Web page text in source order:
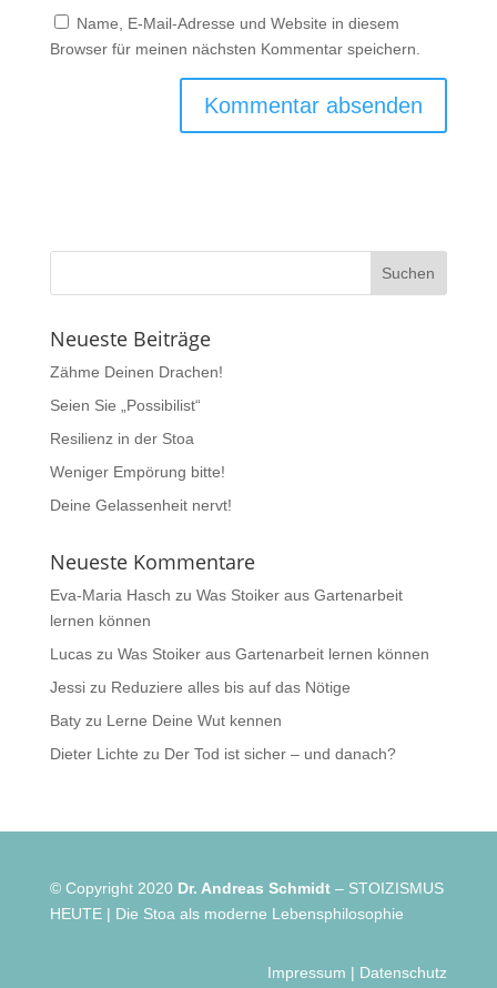
Name, E-Mail-Adresse und Website in diesem
Browser für meinen nächsten Kommentar speichern.
Neueste Beiträge
Zähme Deinen Drachen!
Seien Sie „Possibilist“
Resilienz in der Stoa
Weniger Empörung bitte!
Deine Gelassenheit nervt!
Neueste Kommentare
Eva-Maria Hasch zu Was Stoiker aus Gartenarbeit
lernen können
Lucaszu Was Stoiker aus Gartenarbeit lernen können
Jessizu Reduziere alles bis auf das Nötige
Batyzu Lerne Deine Wut kennen
Dieter Lichte zu Der Tod ist sicher – und danach?
© Copyright 2020 Dr. Andreas Schmidt– STOIZISMUS
HEUTE | Die Stoa als moderne Lebensphilosophie
Impressum | Datenschutz